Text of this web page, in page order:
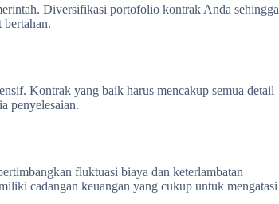
Diversifikasi portofolio kontrak Anda sehingga
bertahan.
Kontrak yang baik harus mencakup semua detail
penyelesaian.
fluktuasi biaya dan keterlambatan
cadangan keuangan yang cukup untuk mengatasi